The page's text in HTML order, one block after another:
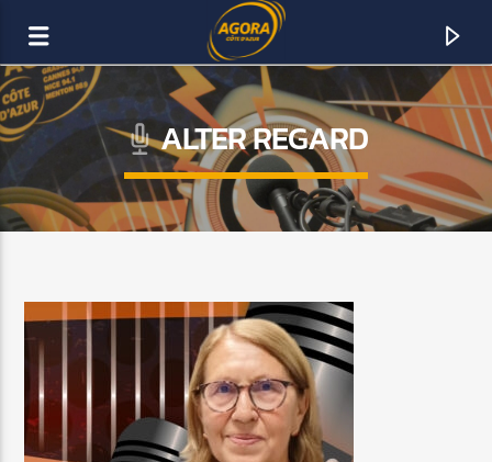
AGORA CÔTE D’AZUR
DAB+
ALTER REGARD